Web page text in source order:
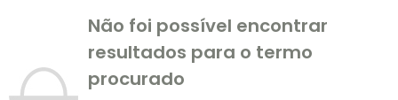
Não foi possível encontrar
resultados para o termo
procurado